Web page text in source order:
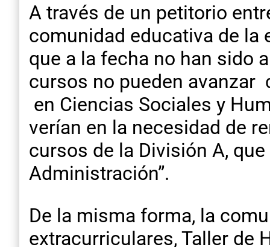
A través de un petitorio
comunidad educativa de la
que a la fecha no han sido
cursos no pueden avanzar
en Ciencias Sociales y
verían en la necesidad de
cursos de la División A,
Administración”.
De la misma forma, la
extracurriculares, Taller de